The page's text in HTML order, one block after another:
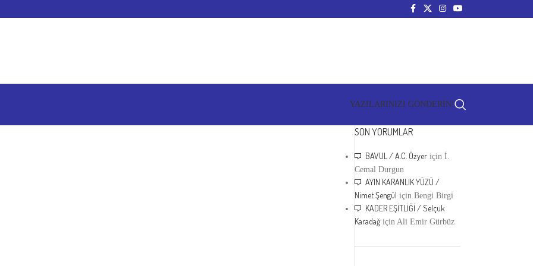
YAZILARINIZI GÖNDERİN!
SON YORUMLAR
BAVUL / A.C. Özyer içinİ.
Cemal Durgun
AYIN KARANLIK YÜZÜ /
Nimet Şengül içinBengi Birgi
KADER EŞİTLİĞİ / Selçuk
Karadağ içinAli Emir Gürbüz